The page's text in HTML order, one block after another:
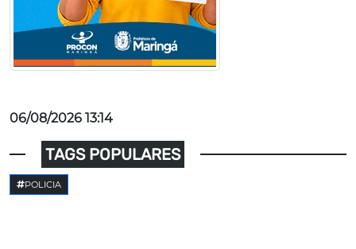
06/08/2026 13:14
TAGS POPULARES
POLICIA